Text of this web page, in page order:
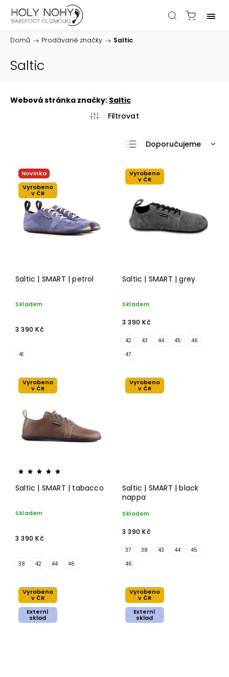
Domů / Prodávané značky / Saltic
Saltic
Webová stránka značky: Saltic
Doporučujeme
Nejdražší
Abecedně
Novinka
Vyrobeno
v ČR
Saltic | SMART | petrol
Skladem
3 390 Kč
41
Vyrobeno
v ČR
Saltic | SMART | grey
Skladem
3 390 Kč
42 43 44 45 46
47
Vyrobeno
v ČR
Saltic | SMART | tabacco
Skladem
3 390 Kč
38 42 44 46
Vyrobeno
v ČR
Saltic | SMART | black
nappa
Skladem
3 390 Kč
37 38 43 44 45
46
Vyrobeno
v ČR
Externí
sklad
Vyrobeno
v ČR
Externí
sklad